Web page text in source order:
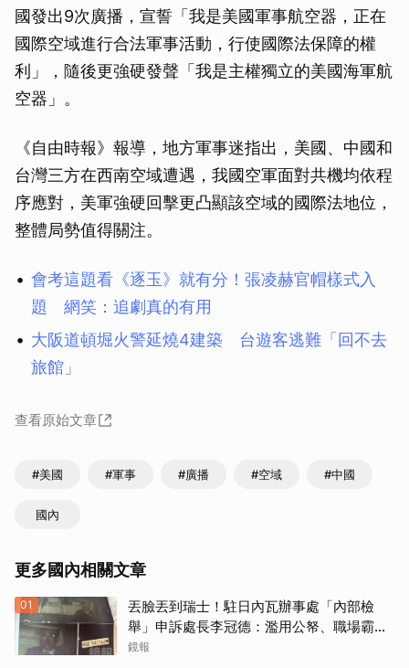
國發出9次廣播，宣誓「我是美國軍事航空器，正在
國際空域進行合法軍事活動，行使國際法保障的權
利」，隨後更強硬發聲「我是主權獨立的美國海軍航
空器」。
《自由時報》報導，地方軍事迷指出，美國、中國和
台灣三方在西南空域遭遇，我國空軍面對共機均依程
序應對，美軍強硬回擊更凸顯該空域的國際法地位，
整體局勢值得關注。
會考這題看《逐玉》就有分！張凌赫官帽樣式入
題 網笑：追劇真的有用
大阪道頓堀火警延燒4建築 台遊客逃難「回不去
旅館」
查看原始文章
#美國 #軍事 #廣播 #空域 #中國
國內
更多國內相關文章
01
丟臉丟到瑞士！駐日內瓦辦事處「內部檢
舉」申訴處長李冠德：濫用公帑、職場霸
凌、超速仔拒繳罰單 外交部要查了
鏡報